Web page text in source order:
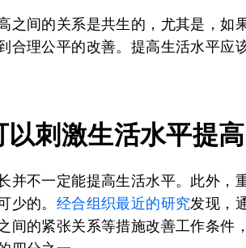
之间的关系是共生的，尤其是，如
合理公平的改善。提高生活水平应
刺激生活水平提高
并不一定能提高生活水平。此外，
少的。 经合组织最近的研究发现，
间的紧张关系等措施改善工作条件